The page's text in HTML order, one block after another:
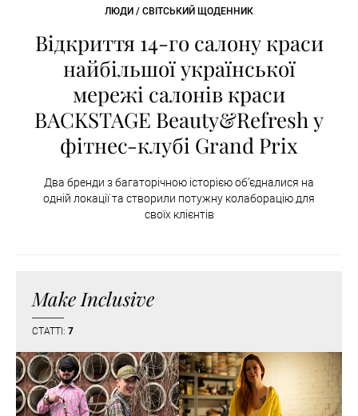
ЛЮДИ / СВІТСЬКИЙ ЩОДЕННИК
Відкриття 14-го салону краси
найбільшої української
мережі салонів краси
BACKSTAGE Beauty&Refresh у
фітнес-клубі Grand Prix
Два бренди з багаторічною історією об’єдналися на
одній локації та створили потужну колаборацію для
своїх клієнтів
Make Inclusive
СТАТТІ: 7